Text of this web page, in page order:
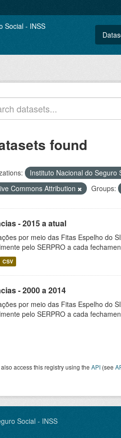
found
Instituto Nacional do Seguro
Commons Attribution
Groups:
- 2015 a atual
por meio das Fitas Espelho do
pelo SERPRO a cada
CSV
- 2000 a 2014
por meio das Fitas Espelho do
pelo SERPRO a cada
access this registry using the API (see
Social - INSS